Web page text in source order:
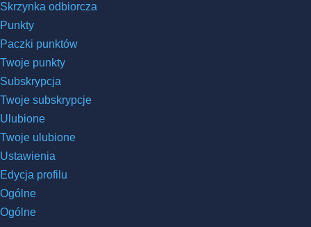
Skrzynka odbiorcza
Punkty
Paczki punktów
Twoje punkty
Subskrypcja
Twoje subskrypcje
Ulubione
Twoje ulubione
Ustawienia
Edycja profilu
Ogólne
Ogólne